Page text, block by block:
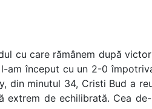
cu care rămânem după
am început cu un 2-0
din minutul 34, Cristi Bud a
de echilibrată. Cea